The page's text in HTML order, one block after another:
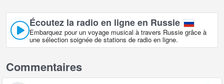
Écoutez la radio en ligne en Russie
Embarquez pour un voyage musical à travers Russie grâce à
une sélection soignée de stations de radio en ligne.
Commentaires